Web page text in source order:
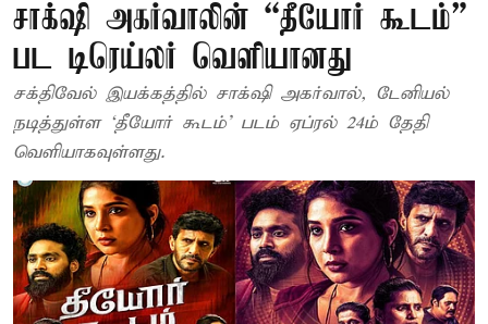
சாக்‌ஷி அகர்வாலின் “தீயோர் கூடம்”
பட டிரெய்லர் வெளியானது
சக்திவேல் இயக்கத்தில் சாக்‌ஷி அகர்வால், டேனியல்
நடித்துள்ள ‘தீயோர் கூடம்’ படம் ஏப்ரல் 24ம் தேதி
வெளியாகவுள்ளது.